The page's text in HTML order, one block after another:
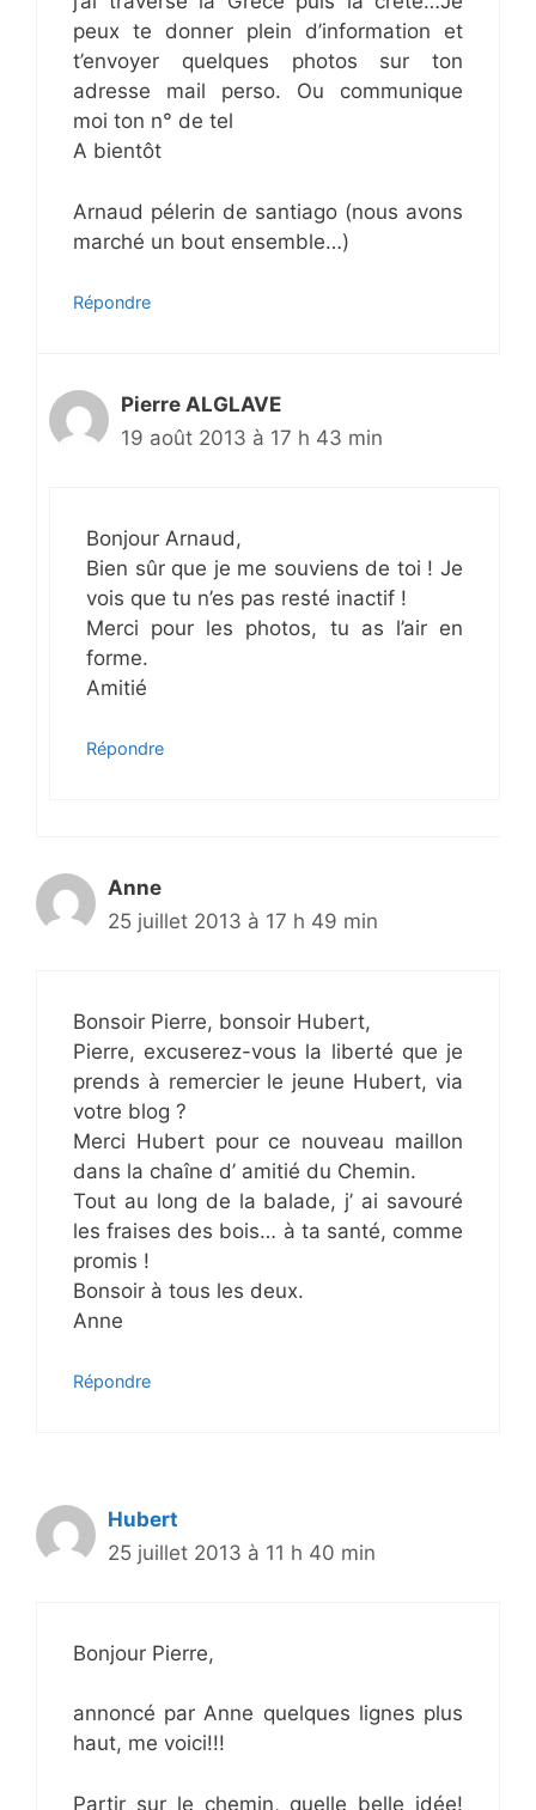
peux te donner plein d’information et
t’envoyer quelques photos sur ton
adresse mail perso. Ou communique
moi ton n° de tel
A bientôt
Arnaud pélerin de santiago (nous avons
marché un bout ensemble…)
Répondre
Pierre ALGLAVE
19 août 2013 à 17 h 43 min
Bonjour Arnaud,
Bien sûr que je me souviens de toi ! Je
vois que tu n’es pas resté inactif !
Merci pour les photos, tu as l’air en
forme.
Amitié
Répondre
Anne
25 juillet 2013 à 17 h 49 min
Bonsoir Pierre, bonsoir Hubert,
Pierre, excuserez-vous la liberté que je
prends à remercier le jeune Hubert, via
votre blog ?
Merci Hubert pour ce nouveau maillon
dans la chaîne d’ amitié du Chemin.
Tout au long de la balade, j’ ai savouré
les fraises des bois… à ta santé, comme
promis !
Bonsoir à tous les deux.
Anne
Répondre
Hubert
25 juillet 2013 à 11 h 40 min
Bonjour Pierre,
annoncé par Anne quelques lignes plus
haut, me voici!!!
Partir sur le chemin, quelle belle idée!